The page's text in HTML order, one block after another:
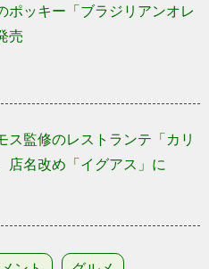
ポッキー「ブラジリアンオレ
売
ス監修のレストランテ「カリ
店名改め「イグアス」に